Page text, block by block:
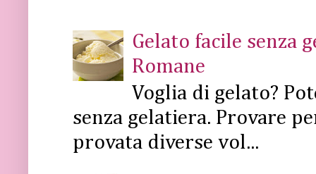
Gelato facile senza
Romane
Voglia di gelato?
senza gelatiera. Provare
provata diverse vol...